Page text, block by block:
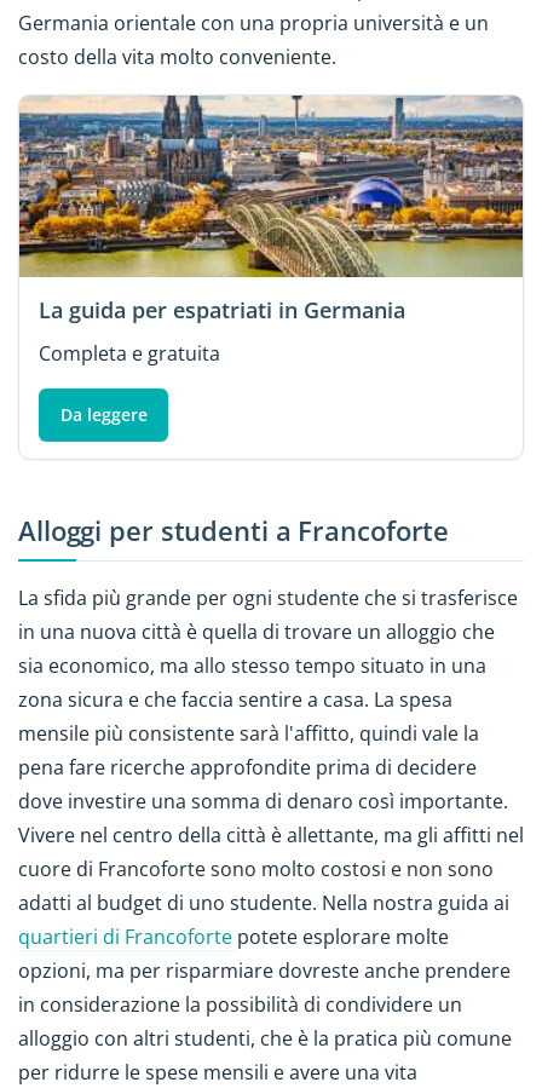
Germania orientale con una propria università e un
costo della vita molto conveniente.
La guida per espatriati in Germania
Completa e gratuita
Da leggere
Alloggi per studenti a Francoforte
La sfida più grande per ogni studente che si trasferisce
in una nuova città è quella di trovare un alloggio che
sia economico, ma allo stesso tempo situato in una
zona sicura e che faccia sentire a casa. La spesa
mensile più consistente sarà l'affitto, quindi vale la
pena fare ricerche approfondite prima di decidere
dove investire una somma di denaro così importante.
Vivere nel centro della città è allettante, ma gli affitti nel
cuore di Francoforte sono molto costosi e non sono
adatti al budget di uno studente. Nella nostra guida ai
quartieri di Francoforte potete esplorare molte
opzioni, ma per risparmiare dovreste anche prendere
in considerazione la possibilità di condividere un
alloggio con altri studenti, che è la pratica più comune
per ridurre le spese mensili e avere una vita